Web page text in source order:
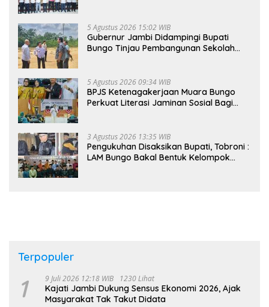
5 Agustus 2026 15:02 WIB
Gubernur Jambi Didampingi Bupati
Bungo Tinjau Pembangunan Sekolah
5 Agustus 2026 09:34 WIB
BPJS Ketenagakerjaan Muara Bungo
Perkuat Literasi Jaminan Sosial Bagi
3 Agustus 2026 13:35 WIB
Pengukuhan Disaksikan Bupati, Tobroni :
LAM Bungo Bakal Bentuk Kelompok
Terpopuler
1 9 Juli 2026 12:18 WIB 1230 Lihat
Kajati Jambi Dukung Sensus Ekonomi 2026, Ajak
Masyarakat Tak Takut Didata